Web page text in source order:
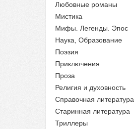
Любовные романы
Мистика
Мифы. Легенды. Эпос
Наука, Образование
Поэзия
Приключения
Проза
Религия и духовность
Справочная литература
Старинная литература
Триллеры